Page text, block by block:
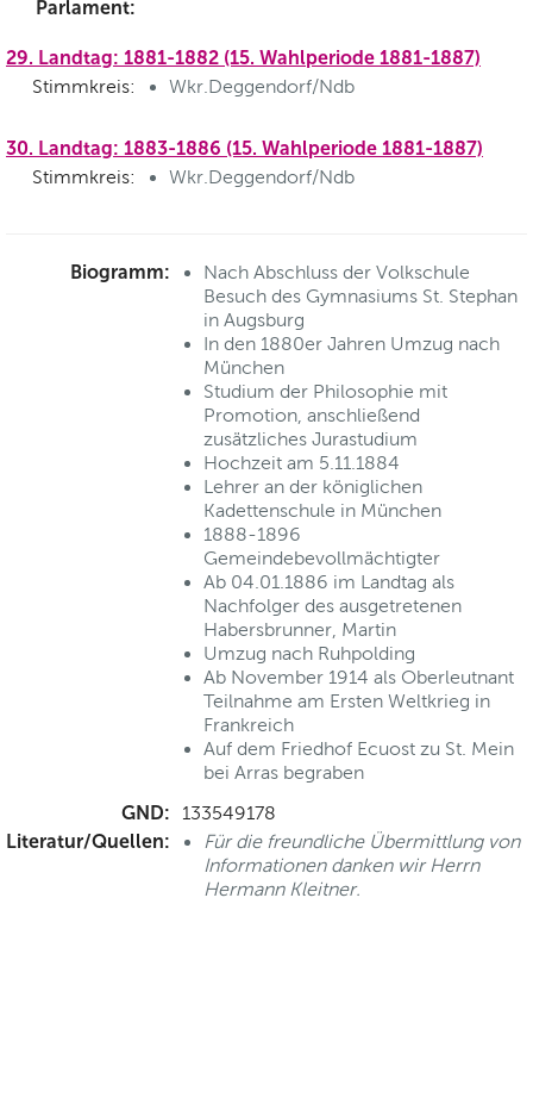
Parlament:
29. Landtag: 1881-1882 (15. Wahlperiode 1881-1887)
Stimmkreis: Wkr.Deggendorf/Ndb
30. Landtag: 1883-1886 (15. Wahlperiode 1881-1887)
Stimmkreis: Wkr.Deggendorf/Ndb
Biogramm:
Nach Abschluss der Volkschule
Besuch des Gymnasiums St. Stephan
in Augsburg
In den 1880er Jahren Umzug nach
München
Studium der Philosophie mit
Promotion, anschließend
zusätzliches Jurastudium
Hochzeit am 5.11.1884
Lehrer an der königlichen
Kadettenschule in München
1888-1896
Gemeindebevollmächtigter
Ab 04.01.1886 im Landtag als
Nachfolger des ausgetretenen
Habersbrunner, Martin
Umzug nach Ruhpolding
Ab November 1914 als Oberleutnant
Teilnahme am Ersten Weltkrieg in
Frankreich
Auf dem Friedhof Ecuost zu St. Mein
bei Arras begraben
GND: 133549178
Literatur/Quellen:
Für die freundliche Übermittlung von
Informationen danken wir Herrn
Hermann Kleitner.